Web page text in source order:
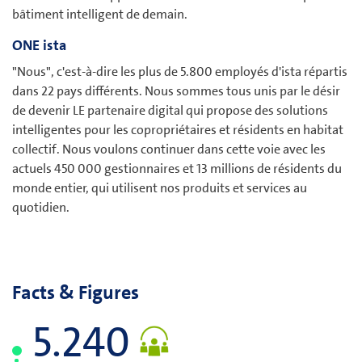
bâtiment intelligent de demain.
ONE ista
"Nous", c'est-à-dire les plus de 5.800 employés d'ista répartis
dans 22 pays différents. Nous sommes tous unis par le désir
de devenir LE partenaire digital qui propose des solutions
intelligentes pour les copropriétaires et résidents en habitat
collectif. Nous voulons continuer dans cette voie avec les
actuels 450 000 gestionnaires et 13 millions de résidents du
monde entier, qui utilisent nos produits et services au
quotidien.
Facts & Figures
5.296